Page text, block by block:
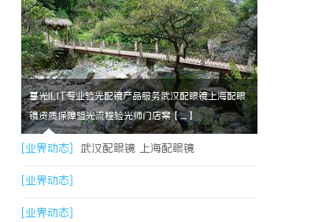
暮光ILIT专业验光配镜产品服务武汉配眼镜上海配眼
镜资质保障验光流程验光师门店案【....】
[业界动态] 武汉配眼镜 上海配眼镜
[业界动态]
[业界动态]